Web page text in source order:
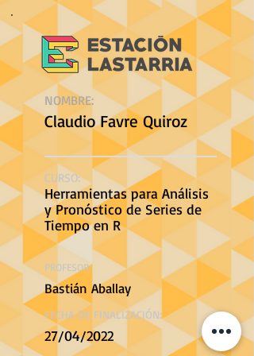
NOMBRE:
Claudio Favre Quiroz
CURSO:
Herramientas para Análisis
y Pronóstico de Series de
Tiempo en R
PROFESOR:
Bastián Aballay
FECHA DE FINALIZACIÓN:
27/04/2022